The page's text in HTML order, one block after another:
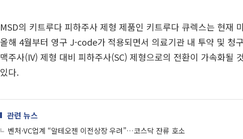
MSD의 키트루다 피하주사 제형 제품인 키트루다 큐렉스는 현재
올해 4월부터 영구 J-code가 적용되면서 의료기관 내 투약 및 청
맥주사(IV) 제형 대비 피하주사(SC) 제형으로의 전환이 가속화될
있다.
관련 뉴스
벤처·VC업계 “알테오젠 이전상장 우려”…코스닥 잔류 호소